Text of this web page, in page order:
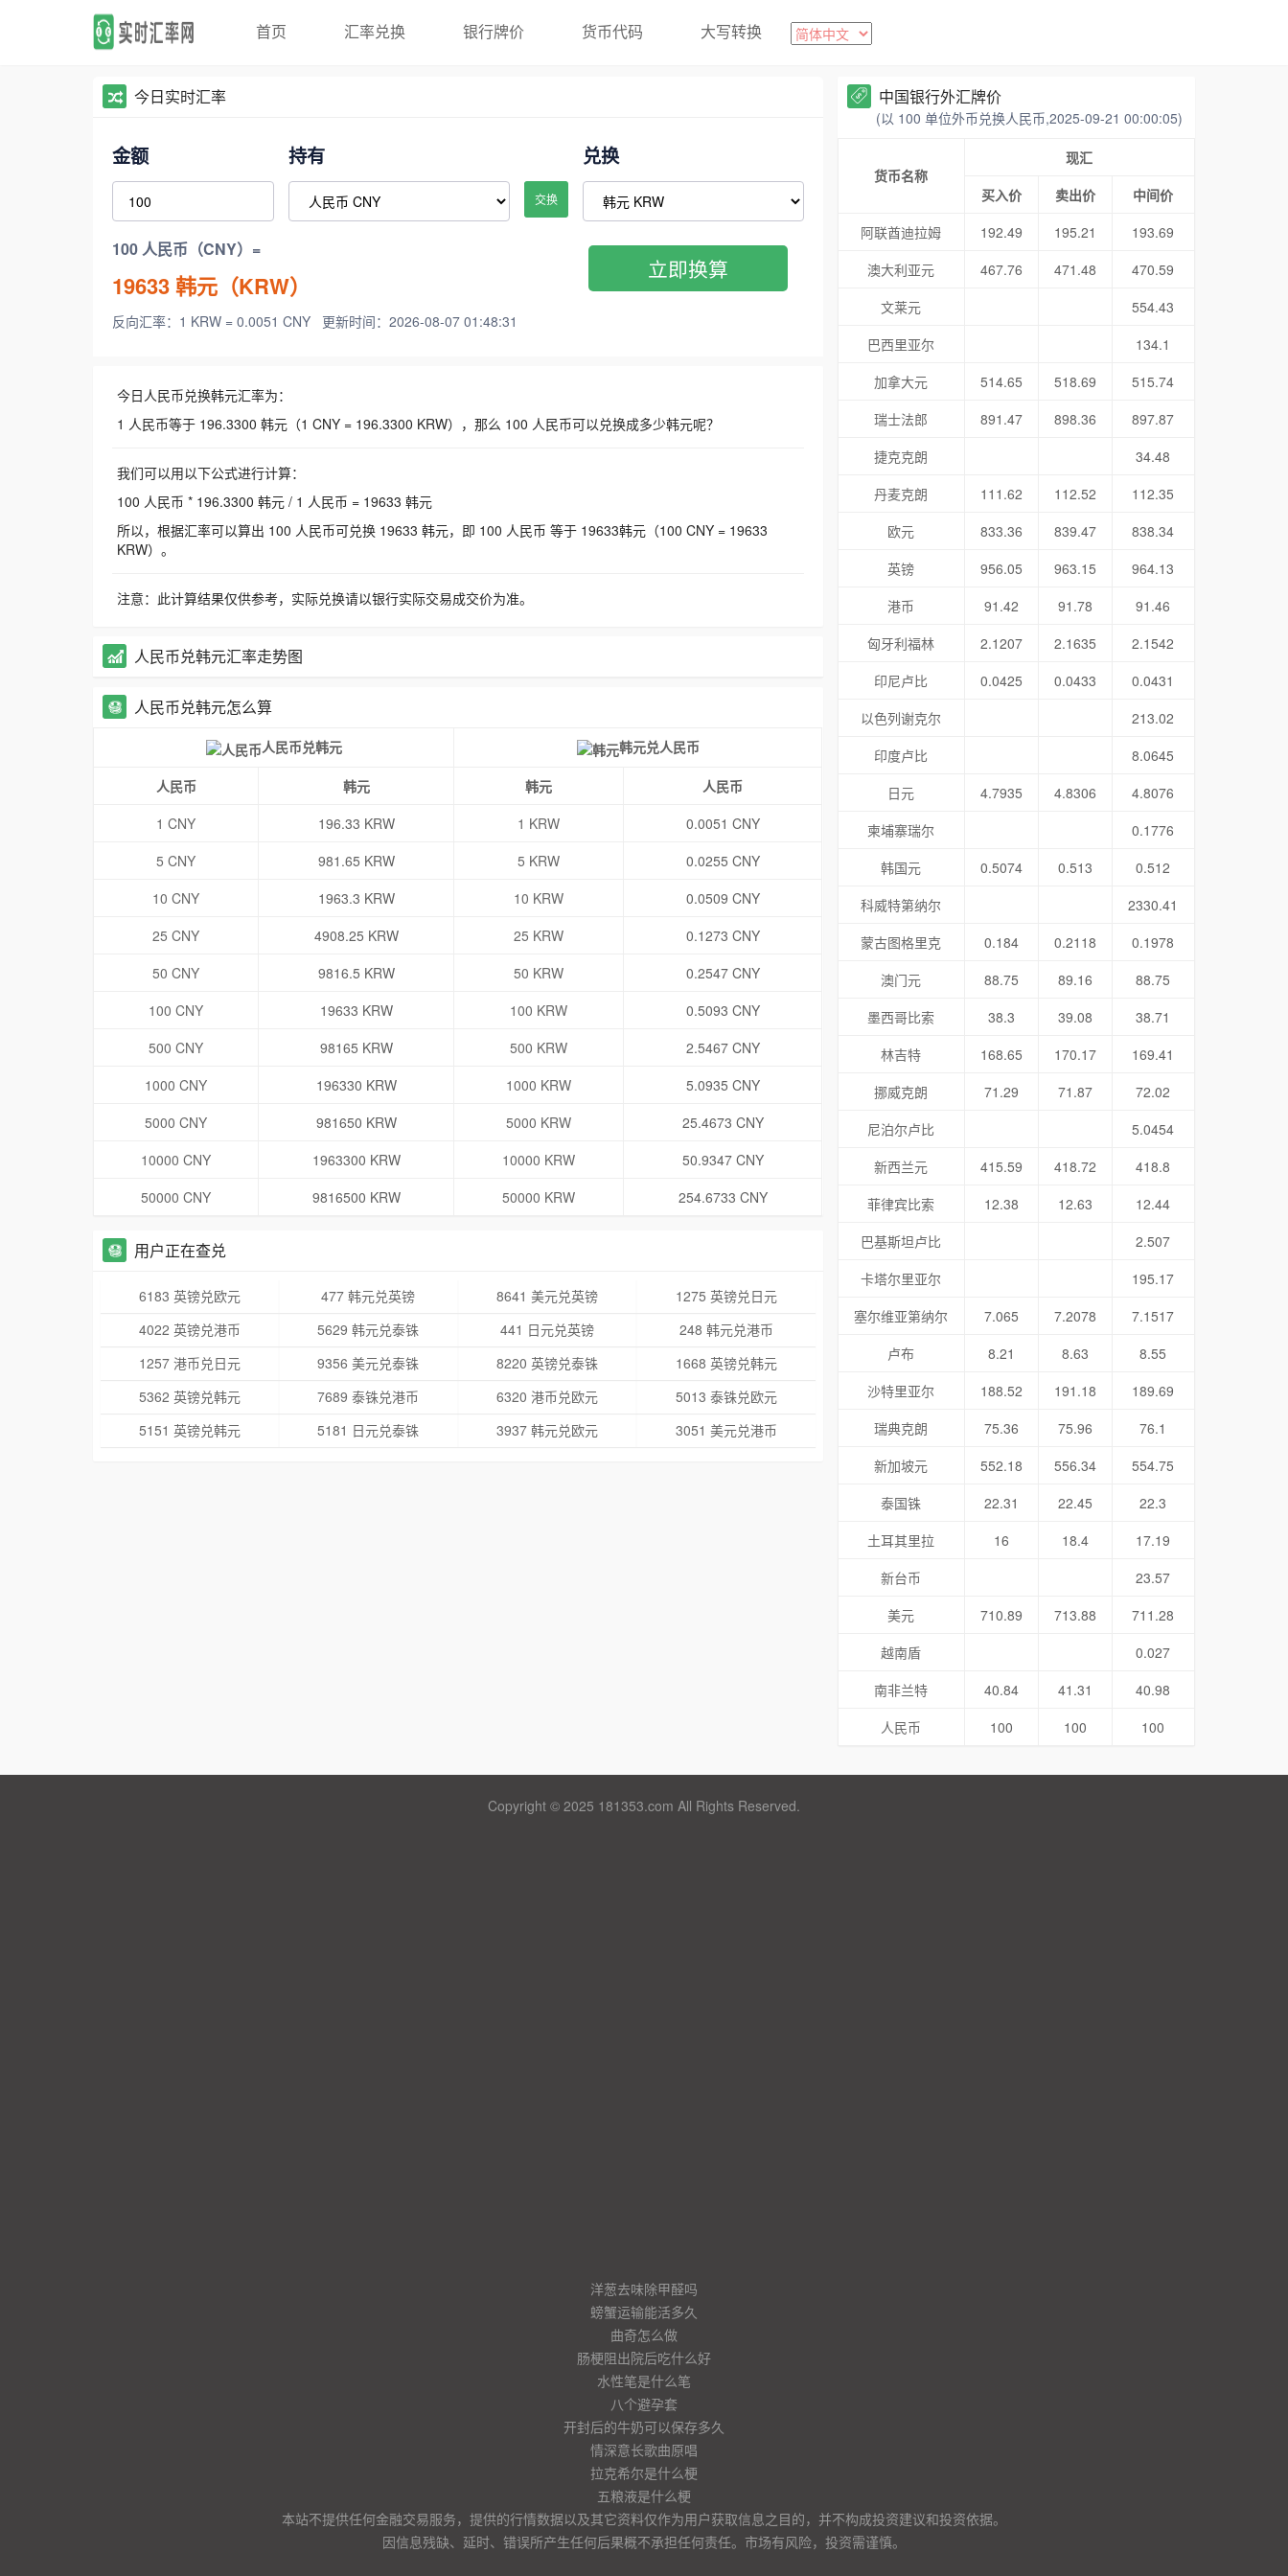
首页 汇率兑换 银行牌价 货币代码 大写转换
今日实时汇率
金额 持有
交换
兑换
100 人民币（CNY）=
19633韩元（KRW）
反向汇率：1 KRW = 0.0051 CNY 更新时间：2026-08-07 01:48:31
立即换算
今日人民币兑换韩元汇率为：
1 人民币等于 196.3300 韩元（1 CNY = 196.3300 KRW），那么 100 人民币可以兑换成多少韩元呢？
我们可以用以下公式进行计算：
100 人民币 * 196.3300 韩元 / 1 人民币 = 19633 韩元
所以，根据汇率可以算出 100 人民币可兑换 19633 韩元，即 100 人民币 等于 19633韩元（100 CNY = 19633
KRW）。
注意：此计算结果仅供参考，实际兑换请以银行实际交易成交价为准。
人民币兑韩元汇率走势图
人民币兑韩元怎么算
人民币兑韩元 韩元兑人民币
人民币 韩元 韩元
人民币
1 CNY
196.33 KRW 1 KRW
0.0051 CNY
5 CNY
981.65 KRW 5 KRW
0.0255 CNY
10 CNY
1963.3 KRW 10 KRW
0.0509 CNY
25 CNY
4908.25 KRW 25 KRW
0.1273 CNY
50 CNY
9816.5 KRW 50 KRW
0.2547 CNY
100 CNY
19633 KRW 100 KRW
0.5093 CNY
500 CNY
98165 KRW 500 KRW
2.5467 CNY
1000 CNY
196330 KRW 1000 KRW
5.0935 CNY
5000 CNY
981650 KRW 5000 KRW
25.4673 CNY
10000 CNY
1963300 KRW 10000 KRW
50.9347 CNY
50000 CNY
9816500 KRW 50000 KRW 254.6733 CNY
用户正在查兑
6183 英镑兑欧元 477 韩元兑英镑 8641 美元兑英镑
1275 英镑兑日元
4022 英镑兑港币
5629 韩元兑泰铢 441 日元兑英镑
248 韩元兑港币
1257 港币兑日元
9356 美元兑泰铢 8220 英镑兑泰铢
1668 英镑兑韩元
5362 英镑兑韩元
7689 泰铢兑港币 6320 港币兑欧元
5013 泰铢兑欧元
5151 英镑兑韩元
5181 日元兑泰铢 3937 韩元兑欧元 3051 美元兑港币
中国银行外汇牌价
(以 100 单位外币兑换人民币,2025-09-21 00:00:05)
货币名称
现汇
买入价
卖出价
中间价
阿联酋迪拉姆
192.49 195.21
193.69
澳大利亚元
467.76 471.48
470.59
文莱元
554.43
巴西里亚尔
134.1
加拿大元
514.65 518.69
515.74
瑞士法郎
891.47 898.36
897.87
捷克克朗
34.48
丹麦克朗
111.62 112.52
112.35
欧元
833.36 839.47
838.34
英镑
956.05 963.15
964.13
港币
91.42 91.78
91.46
匈牙利福林
2.1207 2.1635
2.1542
印尼卢比
0.0425 0.0433
0.0431
以色列谢克尔
213.02
印度卢比
8.0645
日元
4.7935 4.8306
4.8076
柬埔寨瑞尔
0.1776
韩国元
0.5074 0.513
0.512
科威特第纳尔
2330.41
蒙古图格里克
0.184 0.2118
0.1978
澳门元
88.75 89.16
88.75
墨西哥比索
38.3 39.08
38.71
林吉特
168.65 170.17
169.41
挪威克朗
71.29 71.87
72.02
尼泊尔卢比
5.0454
新西兰元
415.59 418.72
418.8
菲律宾比索
12.38 12.63
12.44
巴基斯坦卢比
2.507
卡塔尔里亚尔
195.17
塞尔维亚第纳尔
7.065 7.2078
7.1517
卢布
8.21 8.63
8.55
沙特里亚尔
188.52 191.18
189.69
瑞典克朗
75.36 75.96
76.1
新加坡元
552.18 556.34
554.75
泰国铢
22.31 22.45
22.3
土耳其里拉
16 18.4
17.19
新台币
23.57
美元
710.89 713.88
711.28
越南盾
0.027
南非兰特
40.84 41.31
40.98
人民币
100 100 100
Copyright © 2025 181353.com All Rights Reserved.
洋葱去味除甲醛吗
螃蟹运输能活多久
曲奇怎么做
肠梗阻出院后吃什么好
水性笔是什么笔
八个避孕套
开封后的牛奶可以保存多久
情深意长歌曲原唱
拉克希尔是什么梗
五粮液是什么梗
本站不提供任何金融交易服务，提供的行情数据以及其它资料仅作为用户获取信息之目的，并不构成投资建议和投资依据。
因信息残缺、延时、错误所产生任何后果概不承担任何责任。市场有风险，投资需谨慎。